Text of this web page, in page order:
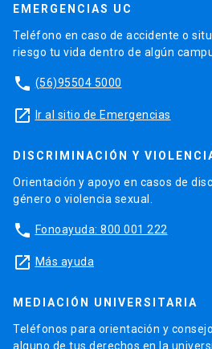
EMERGENCIAS UC
Teléfono en caso de accidente o
riesgo tu vida dentro de algún
phone (56)95504 5000
launch Ir al sitio de Emergencias
DISCRIMINACIÓN Y
Orientación y apoyo en casos de
género o violencia sexual.
phone Fonoayuda: 800 001 222
launch Más ayuda
MEDIACIÓN UNIVERSITARIA
Teléfonos para orientación y
alguno de tus derechos en la